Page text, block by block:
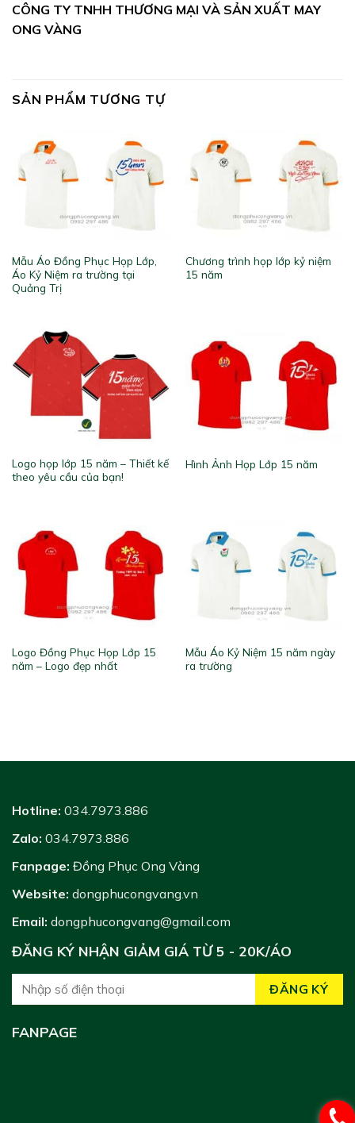
CÔNG TY TNHH THƯƠNG MẠI VÀ SẢN XUẤT MAY
ONG VÀNG
SẢN PHẨM TƯƠNG TỰ
Mẫu Áo Đồng Phục Họp Lớp,
Áo Kỷ Niệm ra trường tại
Quảng Trị
Chương trình họp lớp kỷ niệm
15 năm
Logo họp lớp 15 năm – Thiết kế
theo yêu cầu của bạn!
Hình Ảnh Họp Lớp 15 năm
Logo Đồng Phục Họp Lớp 15
năm – Logo đẹp nhất
Mẫu Áo Kỷ Niệm 15 năm ngày
ra trường
Hotline: 034.7973.886
Zalo: 034.7973.886
Fanpage: Đồng Phục Ong Vàng
Website: dongphucongvang.vn
Email: dongphucongvang@gmail.com
ĐĂNG KÝ NHẬN GIẢM GIÁ TỪ 5 - 20K/ÁO
FANPAGE